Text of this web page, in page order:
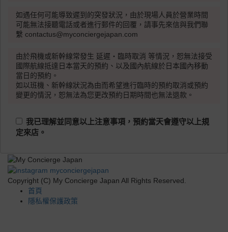
如遇任何可能導致遲到的突發狀況，由於現場人員於營業時間
可能無法接聽電話或者進行郵件的回覆，請事先來信與我們聯
繫 contactus@myconciergejapan.com
由於飛機或新幹線常發生 延遲・臨時取消 等情況，恕無法接受
國際航線抵達日本當天的預約、以及國內航線於日本國內移動
當日的預約。
如以班機、新幹線狀況為由而希望進行臨時的預約取消或預約
變更的情況，恕無法為您更改預約日期時間也無法退款。
我已理解並同意以上注意事項，預約當天會遵守以上規
定來店。
Copyright (C) My Concierge Japan All Rights Reserved.
首頁
隱私權保護政策